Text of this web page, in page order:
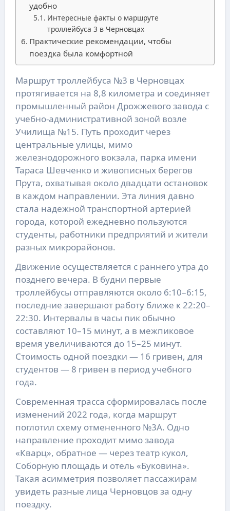
удобно
Интересные факты о маршруте
троллейбуса 3 в Черновцах
Практические рекомендации, чтобы
поездка была комфортной
Маршрут троллейбуса №3 в Черновцах
протягивается на 8,8 километра и соединяет
промышленный район Дрожжевого завода с
учебно-административной зоной возле
Училища №15. Путь проходит через
центральные улицы, мимо
железнодорожного вокзала, парка имени
Тараса Шевченко и живописных берегов
Прута, охватывая около двадцати остановок
в каждом направлении. Эта линия давно
стала надежной транспортной артерией
города, которой ежедневно пользуются
студенты, работники предприятий и жители
разных микрорайонов.
Движение осуществляется с раннего утра до
позднего вечера. В будни первые
троллейбусы отправляются около 6:10–6:15,
последние завершают работу ближе к 22:20–
22:30. Интервалы в часы пик обычно
составляют 10–15 минут, а в межпиковое
время увеличиваются до 15–25 минут.
Стоимость одной поездки — 16 гривен, для
студентов — 8 гривен в период учебного
года.
Современная трасса сформировалась после
изменений 2022 года, когда маршрут
поглотил схему отмененного №3А. Одно
направление проходит мимо завода
«Кварц», обратное — через театр кукол,
Соборную площадь и отель «Буковина».
Такая асимметрия позволяет пассажирам
увидеть разные лица Черновцов за одну
поездку.